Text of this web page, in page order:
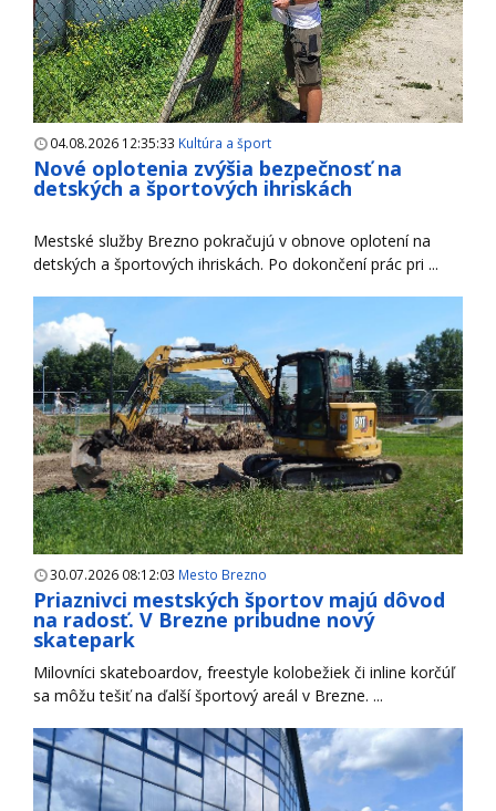
04.08.2026 12:35:33 Kultúra a šport
Nové oplotenia zvýšia bezpečnosť na
detských a športových ihriskách
Mestské služby Brezno pokračujú v obnove oplotení na
detských a športových ihriskách. Po dokončení prác pri ...
30.07.2026 08:12:03 Mesto Brezno
Priaznivci mestských športov majú dôvod
na radosť. V Brezne pribudne nový
skatepark
Milovníci skateboardov, freestyle kolobežiek či inline korčúľ
sa môžu tešiť na ďalší športový areál v Brezne. ...